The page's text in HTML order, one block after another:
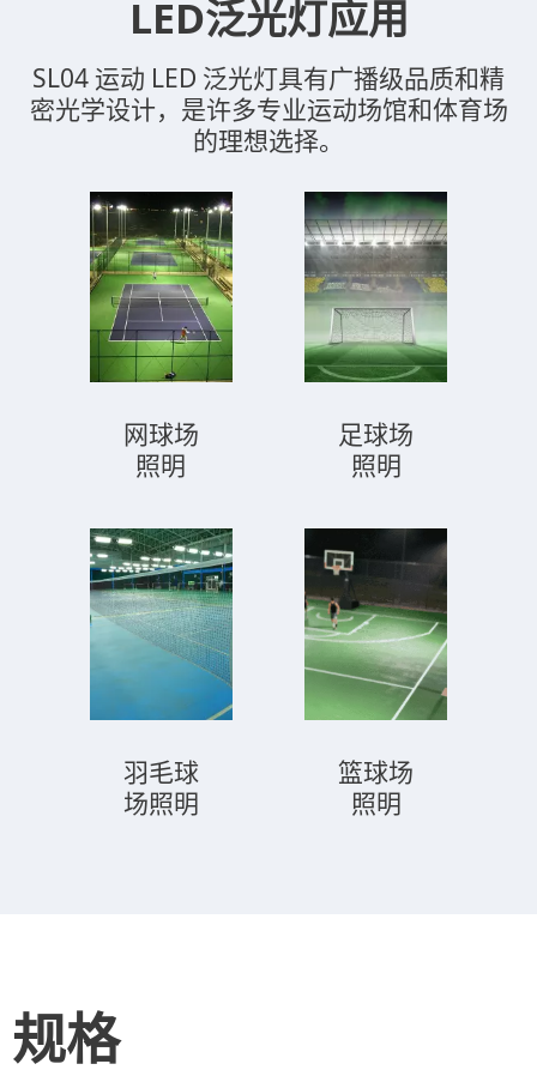
LED泛光灯应用
SL04 运动 LED 泛光灯具有广播级品质和精
密光学设计，是许多专业运动场馆和体育场
的理想选择。
网球场
照明
足球场
照明
羽毛球
场照明
篮球场
照明
规格